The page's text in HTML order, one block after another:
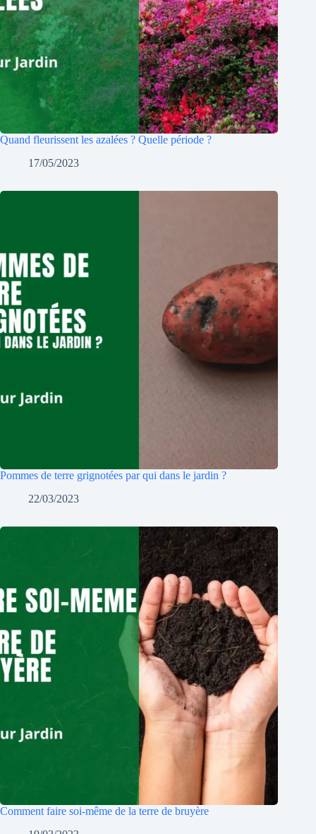
Quand fleurissent les azalées ? Quelle période ?
17/05/2023
Pommes de terre grignotées par qui dans le jardin ?
22/03/2023
Comment faire soi-même de la terre de bruyère